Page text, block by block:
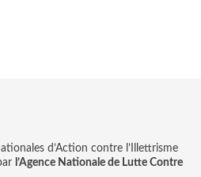
d’Action contre l’Illettrisme
l’Agence Nationale de Lutte Contre